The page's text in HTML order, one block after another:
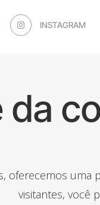
INSTAGRAM
visitantes, você